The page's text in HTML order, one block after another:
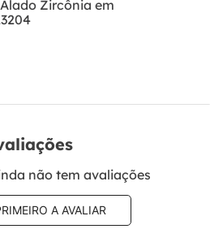
Zircônia em
não tem avaliações
A AVALIAR